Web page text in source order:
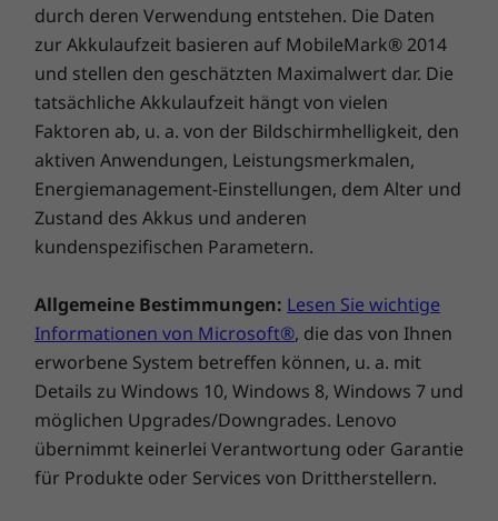
Leistung & Sicherheit auf allen Ebenen
Leistung & Sicherheit
auf allen Ebenen
Mit dem ThinkSmart Tiny Kit genießen Sie von
Privatsphäre. Erleben Sie eine konsistente,
robuste Leistung, die Ihre Anforderungen an
das vorinstallierte Windows 11 erfüllt und mit
dem Office 365 Ökosystem vereint. Darüber
hinaus maximieren die fortschrittlichen
Management- und Berichtswerkzeuge das
Potenzial aller Ihrer Meeting-Räume, und zwar
sofort nach der Installation.
Vollständige technische Daten
Referenz für technische Daten des Produkts:Modelle,
technische Daten, Dokumente, Kompatibilität (in
Englisch)
Die technischen Daten können je nach Region/Modell variieren.
durch deren Verwendung entstehen. Die Daten
zur Akkulaufzeit basieren auf MobileMark® 2014
und stellen den geschätzten Maximalwert dar. Die
tatsächliche Akkulaufzeit hängt von vielen
Faktoren ab, u. a. von der Bildschirmhelligkeit, den
aktiven Anwendungen, Leistungsmerkmalen,
Energiemanagement-Einstellungen, dem Alter und
Zustand des Akkus und anderen
kundenspezifischen Parametern.
Allgemeine Bestimmungen: Lesen Sie wichtige
Informationen von Microsoft®, die das von Ihnen
erworbene System betreffen können, u. a. mit
Details zu Windows 10, Windows 8, Windows 7 und
möglichen Upgrades/Downgrades. Lenovo
übernimmt keinerlei Verantwortung oder Garantie
für Produkte oder Services von Drittherstellern.